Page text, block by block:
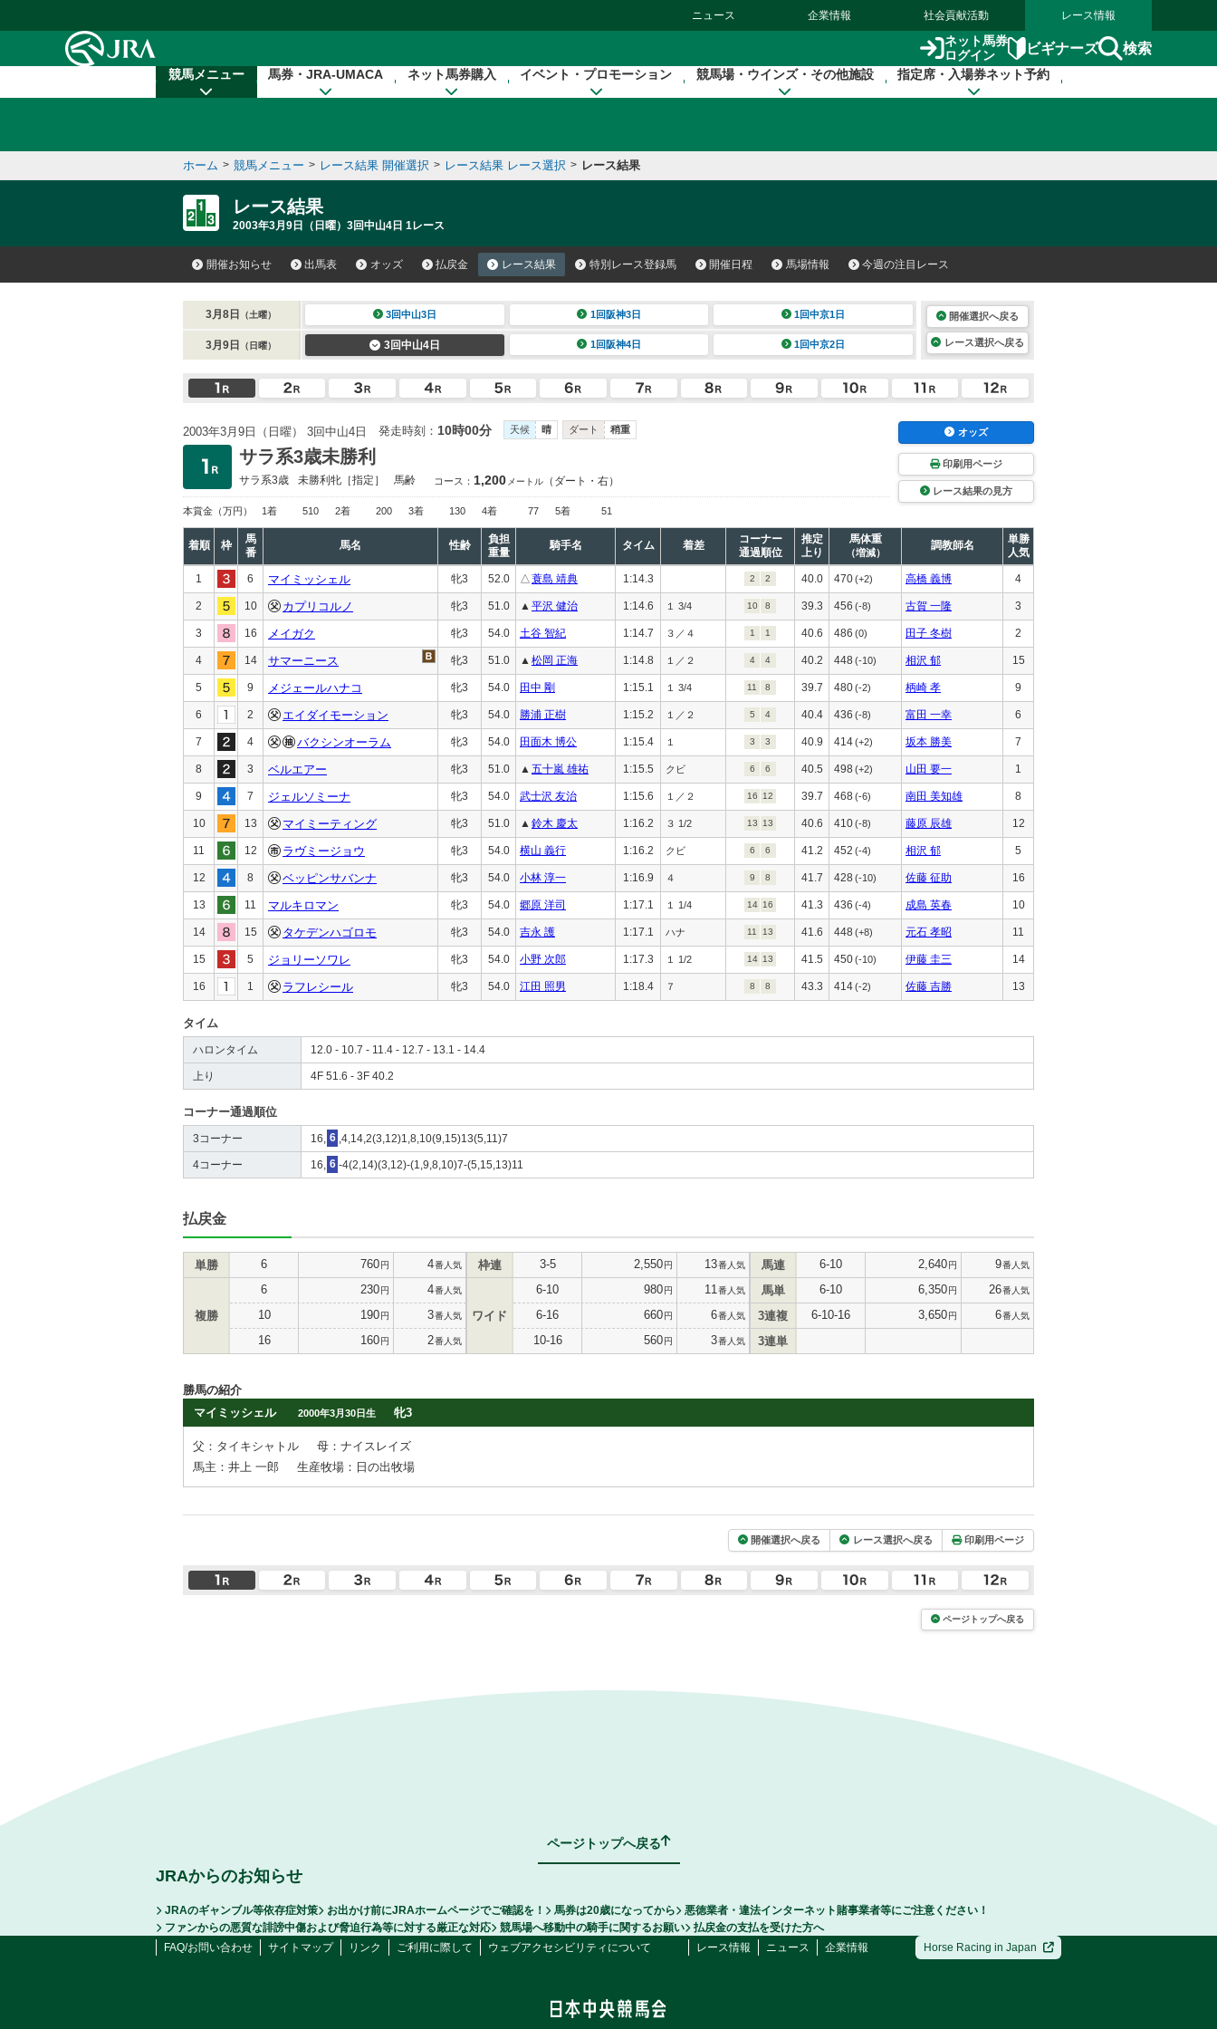
ニュース 企業情報 社会貢献活動 レース情報
ネット馬券
ログイン
ビギナーズ 検索
競馬メニュー 馬券・JRA-UMACA ネット馬券購入 イベント・プロモーション 競馬場・ウインズ・その他施設 指定席・入場券ネット予約
ホーム > 競馬メニュー > レース結果 開催選択 > レース結果 レース選択 > レース結果
レース結果
2003年3月9日（日曜）3回中山4日 1レース
開催お知らせ 出馬表 オッズ 払戻金 レース結果 特別レース登録馬 開催日程 馬場情報 今週の注目レース
3月8日 （土曜） 3回中山3日 1回阪神3日 1回中京1日
3月9日 （日曜） 3回中山4日 1回阪神4日 1回中京2日
開催選択へ戻る
レース選択へ戻る
2003年3月9日（日曜） 3回中山4日 発走時刻： 10時00分 天候 晴 ダート 稍重
サラ系3歳未勝利
サラ系3歳 未勝利牝［指定］ 馬齢 コース： 1,200 メートル （ダート・右）
本賞金 （万円） 1着 510 2着 200 3着 130 4着 77 5着 51
オッズ
印刷用ページ
レース結果の見方
着順 枠
馬
番
馬名 性齢
負担
重量
騎手名 タイム 着差
コーナー
通過順位
推定
上り
馬体重
（増減）
調教師名
単勝
人気
1 6 マイミッシェル 牝3 52.0 △蓑島 靖典 1:14.3 2 2 40.0 470(+2) 高橋 義博 4
2 10 カプリコルノ 牝3 51.0 ▲ 平沢 健治 1:14.6 １ 3/4 10 8 39.3 456 (-8) 古賀 一隆 3
3 16 メイガク 牝3 54.0 土谷 智紀 1:14.7 ３／４ 1 1 40.6 486 (0) 田子 冬樹 2
4 14 サマーニース 牝3 51.0 ▲ 松岡 正海 1:14.8 １／２ 4 4 40.2 448 (-10) 相沢 郁 15
5 9 メジェールハナコ 牝3 54.0 田中 剛 1:15.1 １ 3/4 11 8 39.7 480(-2) 柄崎 孝 9
6 2 エイダイモーション 牝3 54.0 勝浦 正樹 1:15.2 １／２ 5 4 40.4 436 (-8) 富田 一幸 6
7 4 バクシンオーラム 牝3 54.0 田面木 博公 1:15.4 １ 3 3 40.9 414(+2) 坂本 勝美 7
8 3 ベルエアー 牝3 51.0 ▲ 五十嵐 雄祐 1:15.5 クビ 6 6 40.5 498 (+2) 山田 要一 1
9 7 ジェルソミーナ 牝3 54.0 武士沢 友治 1:15.6 １／２ 16 12 39.7 468(-6) 南田 美知雄 8
10 13 マイミーティング 牝3 51.0 ▲ 鈴木 慶太 1:16.2 ３ 1/2 13 13 40.6 410(-8) 藤原 辰雄 12
11 12 ラヴミージョウ 牝3 54.0 横山 義行 1:16.2 クビ 6 6 41.2 452 (-4) 相沢 郁 5
12 8 ベッピンサバンナ 牝3 54.0 小林 淳一 1:16.9 ４ 9 8 41.7 428 (-10) 佐藤 征助 16
13 11 マルキロマン 牝3 54.0 郷原 洋司 1:17.1 １ 1/4 14 16 41.3 436 (-4) 成島 英春 10
14 15 タケデンハゴロモ 牝3 54.0 吉永 護 1:17.1 ハナ 11 13 41.6 448 (+8) 元石 孝昭 11
15 5 ジョリーソワレ 牝3 54.0 小野 次郎 1:17.3 １ 1/2 14 13 41.5 450(-10) 伊藤 圭三 14
16 1 ラフレシール 牝3 54.0 江田 照男 1:18.4 ７ 8 8 43.3 414(-2) 佐藤 吉勝 13
タイム
ハロンタイム 12.0 - 10.7 - 11.4 - 12.7 - 13.1 - 14.4
上り 4F 51.6 - 3F 40.2
コーナー通過順位
3コーナー 16, 6 ,4,14,2(3,12)1,8,10(9,15)13(5,11)7
4コーナー 16, 6 -4(2,14)(3,12)-(1,9,8,10)7-(5,15,13)11
払戻金
単勝 6 760円 4番人気
複勝
6 230円 4番人気
10 190円 3番人気
16 160円 2番人気
枠連 3-5 2,550円 13番人気
ワイド
6-10 980円 11 番人気
6-16 660円 6番人気
10-16 560円 3番人気
馬連 6-10 2,640円 9番人気
馬単 6-10 6,350円 26番人気
3連複 6-10-16 3,650円 6番人気
3連単
勝馬の紹介
マイミッシェル
2000年3月30日生 牝3
父：タイキシャトル
母：ナイスレイズ
馬主：井上 一郎
生産牧場：日の出牧場
開催選択へ戻る レース選択へ戻る 印刷用ページ
ページトップへ戻る
ページトップへ戻る
JRAからのお知らせ
JRAのギャンブル等依存症対策 お出かけ前にJRAホームページでご確認を！ 馬券は20歳になってから
悪徳業者・違法インターネット賭事業者等にご注意ください！
ファンからの悪質な誹謗中傷および脅迫行為等に対する厳正な対応
競馬場へ移動中の騎手に関するお願い
払戻金の支払を受けた方へ
FAQ/お問い合わせ
サイトマップ リンク ご利用に際して ウェブアクセシビリティについて レース情報 ニュース 企業情報 Horse Racing in Japan